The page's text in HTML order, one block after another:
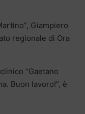
Giampiero
regionale di Ora
“Gaetano
Buon lavoro!”, è